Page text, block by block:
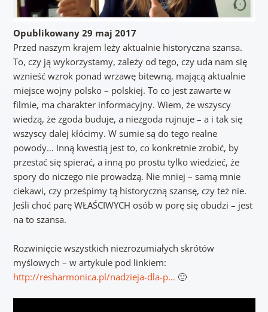
Opublikowany 29 maj 2017
Przed naszym krajem leży aktualnie historyczna szansa.
To, czy ją wykorzystamy, zależy od tego, czy uda nam się
wznieść wzrok ponad wrzawę bitewną, mającą aktualnie
miejsce wojny polsko – polskiej. To co jest zawarte w
filmie, ma charakter informacyjny. Wiem, że wszyscy
wiedzą, że zgoda buduje, a niezgoda rujnuje – a i tak się
wszyscy dalej kłócimy. W sumie są do tego realne
powody… Inną kwestią jest to, co konkretnie zrobić, by
przestać się spierać, a inną po prostu tylko wiedzieć, że
spory do niczego nie prowadzą. Nie mniej – samą mnie
ciekawi, czy prześpimy tą historyczną szansę, czy też nie.
Jeśli choć parę WŁAŚCIWYCH osób w porę się obudzi – jest
na to szansa.
Rozwinięcie wszystkich niezrozumiałych skrótów
myślowych – w artykule pod linkiem:
http://resharmonica.pl/nadzieja-dla-p… 🙂